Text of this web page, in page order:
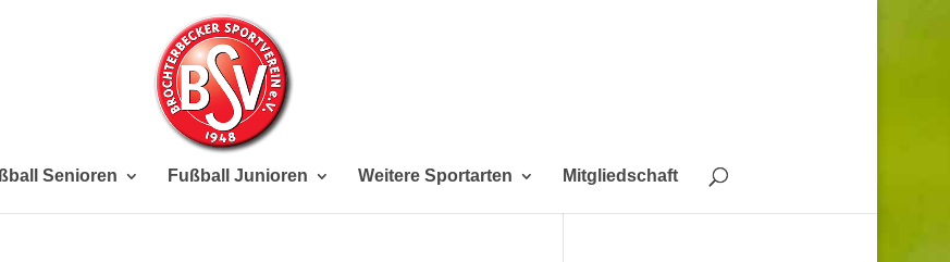
Senioren Fußball Junioren Weitere Sportarten Mitgliedschaft